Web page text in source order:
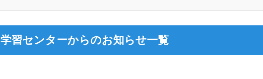
学習センターからのお知らせ一覧